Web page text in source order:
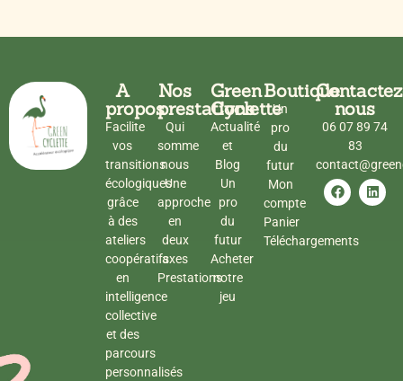
A
propos
Facilite
vos
transitions
écologiques
grâce
à des
ateliers
coopératifs
en
intelligence
collective
et des
parcours
personnalisés
Nos
prestations
Qui
somme
nous
Une
approche
en
deux
axes
Prestations
Green
Cyclette
Actualité
et
Blog
Un
pro
du
futur
Acheter
notre
jeu
Boutique
Un
pro
du
futur
Mon
compte
Panier
Téléchargements
nous
06 07 89 74
83